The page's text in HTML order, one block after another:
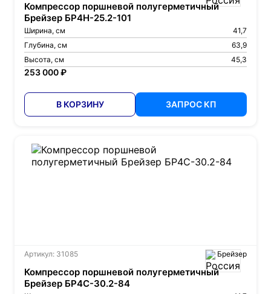
Компрессор поршневой полугерметичный
Брейзер БР4Н-25.2-101
Ширина, см
41,7
Глубина, см
63,9
Высота, см
45,3
253 000 ₽
В КОРЗИНУ ЗАПРОС КП
Артикул: 31085 Брейзер
Компрессор поршневой полугерметичный
Брейзер БР4С-30.2-84